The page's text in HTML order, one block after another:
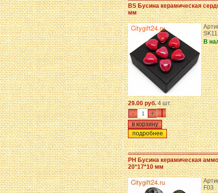
BS Бусина керамическая
мм
В
29.00 руб.4 шт.
- +
подробнее
PH Бусина керамическая
20*17*10 мм
F03